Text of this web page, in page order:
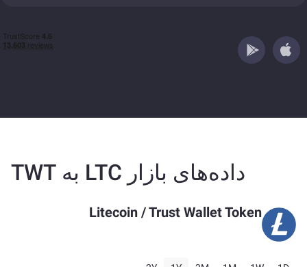
داده‌های بازار LTC به TWT
Litecoin /Trust Wallet Token